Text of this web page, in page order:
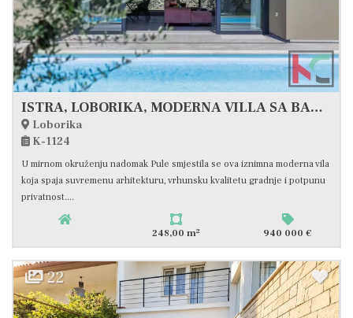
ISTRA, LOBORIKA, MODERNA VILLA SA BAZENOM U DIZAJNERSKOM STILU #PRODAJA
Loborika
K-1124
U mirnom okruženju nadomak Pule smjestila se ova iznimna moderna vila
koja spaja suvremenu arhitekturu, vrhunsku kvalitetu gradnje i potpunu
privatnost....
248,00 m2 940 000 €
22